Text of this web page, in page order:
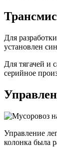
Для
установлен
Для тягачей и
серийное
Управление
колонка была